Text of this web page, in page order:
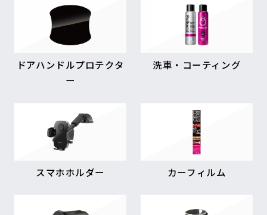
ドアハンドルプロテクタ
ー
洗車・コーティング
スマホホルダー カーフィルム